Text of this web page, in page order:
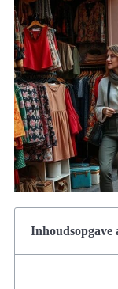
Inhoudsopgave